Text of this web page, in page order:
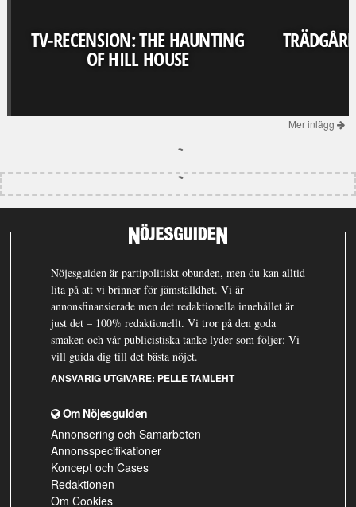
TV-RECENSION: THE HAUNTING
OF HILL HOUSE
Mer inlägg
Nöjesguiden är partipolitiskt obunden, men du kan alltid
lita på att vi brinner för jämställdhet. Vi är
annonsfinansierade men det redaktionella innehållet är
just det – 100% redaktionellt. Vi tror på den goda
smaken och vår publicistiska tanke lyder som följer: Vi
vill guida dig till det bästa nöjet.
ANSVARIG UTGIVARE: PELLE TAMLEHT
Om Nöjesguiden
Annonsering och Samarbeten
Annonsspecifikationer
Koncept och Cases
Redaktionen
Om Cookies